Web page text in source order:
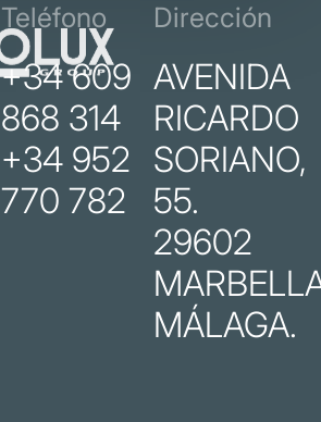
Teléfono
+34 609
868 314
+34 952
770 782
Dirección
AVENIDA
RICARDO
SORIANO,
55.
29602
MÁLAGA.